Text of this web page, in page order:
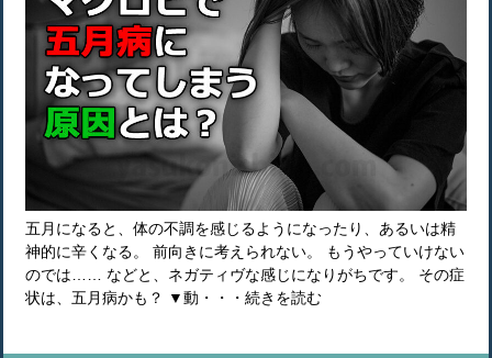
五月になると、体の不調を感じるようになったり、あるいは精
神的に辛くなる。 前向きに考えられない。 もうやっていけない
のでは…… などと、ネガティヴな感じになりがちです。 その症
状は、五月病かも？ ▼動・・・続きを読む